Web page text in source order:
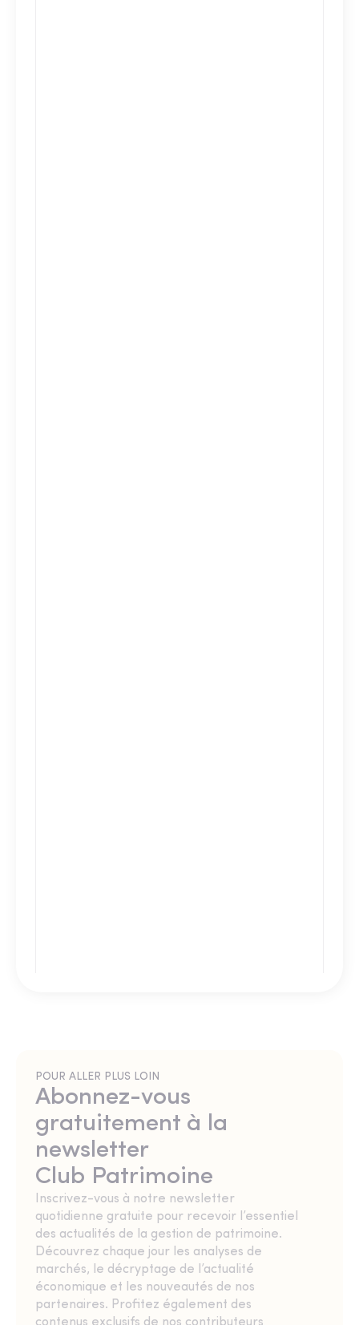
POUR ALLER PLUS LOIN
Abonnez-vous
gratuitement à la
newsletter
Club Patrimoine
Inscrivez-vous à notre newsletter
quotidienne gratuite pour recevoir l’essentiel
des actualités de la gestion de patrimoine.
Découvrez chaque jour les analyses de
marchés, le décryptage de l’actualité
économique et les nouveautés de nos
partenaires. Profitez également des